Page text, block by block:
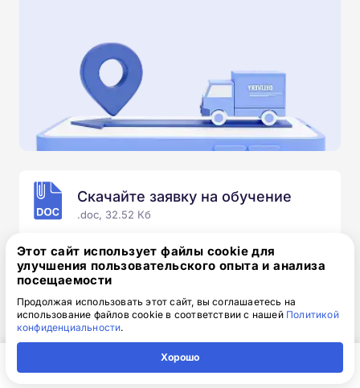
Скачайте заявку на обучение
.doc, 32.52 Кб
Скачайте шаблон, заполните и отправьте по
электронной почтеinfo@1-academy.ru
Обязательно укажите контактный номер телефон.
Наш специалист свяжется с вами и утонит все
детали.
Этот сайт использует файлы cookie для
улучшения пользовательского опыта и анализа
посещаемости
Продолжая использовать этот сайт, вы соглашаетесь на
использование файлов cookie в соответствии с нашей Политикой
конфиденциальности.
Хорошо